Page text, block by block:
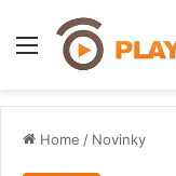
Menu
Home / Novinky